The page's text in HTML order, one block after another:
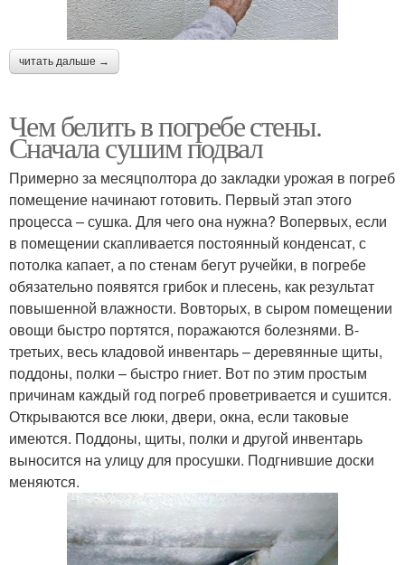
читать дальше →
Чем белить в погребе стены.
Сначала сушим подвал
Примерно за месяц­полтора до закладки урожая в погреб
помещение начинают готовить. Первый этап этого
процесса – сушка. Для чего она нужна? Во­первых, если
в помещении скапливается постоянный конденсат, с
потолка капает, а по стенам бегут ручейки, в погребе
обязательно появятся грибок и плесень, как результат
повышенной влажности. Во­вторых, в сыром помещении
овощи быстро портятся, поражаются болезнями. В­
третьих, весь кладовой инвентарь – деревянные щиты,
поддоны, полки – быстро гниет. Вот по этим простым
причинам каждый год погреб проветривается и сушится.
Открываются все люки, двери, окна, если таковые
имеются. Поддоны, щиты, полки и другой инвентарь
выносится на улицу для просушки. Подгнившие доски
меняются.